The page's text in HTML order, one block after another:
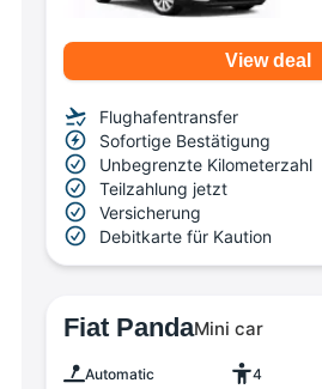
View deal
Flughafentransfer
Sofortige Bestätigung
Unbegrenzte Kilometerzahl
Teilzahlung jetzt
Versicherung
Debitkarte für Kaution
Fiat PandaMini car
Automatic 4